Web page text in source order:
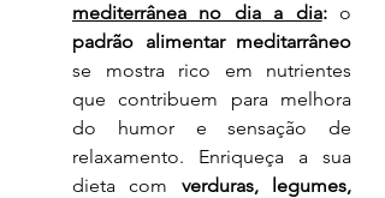
mediterrânea no dia a dia:
padrão alimentar meditarrâneo
se mostra rico em nutrientes
que contribuem para melhora
do humor e sensação de
relaxamento. Enriqueça a sua
dieta com verduras, legumes,